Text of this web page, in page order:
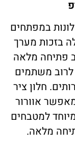
במפתחים
בזכות מערך
פתיחה מלאה
לרוב משתמים
חלון ציר
אוורור
למטבחים
מלאה.